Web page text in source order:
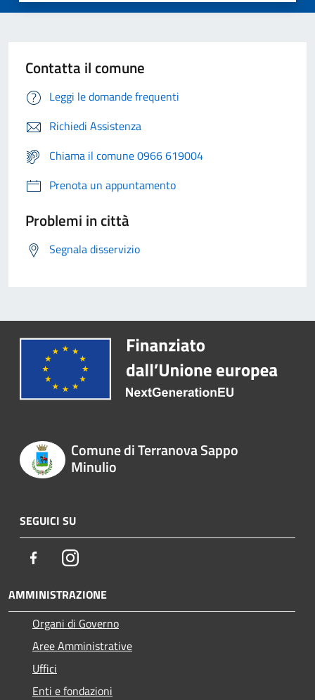
Contatta il comune
Leggi le domande frequenti
Richiedi Assistenza
Chiama il comune 0966 619004
Prenota un appuntamento
Problemi in città
Segnala disservizio
Comune di Terranova Sappo
Minulio
SEGUICI SU
FacebookInstagram
AMMINISTRAZIONE
Organi di Governo
Aree Amministrative
Uffici
Enti e fondazioni